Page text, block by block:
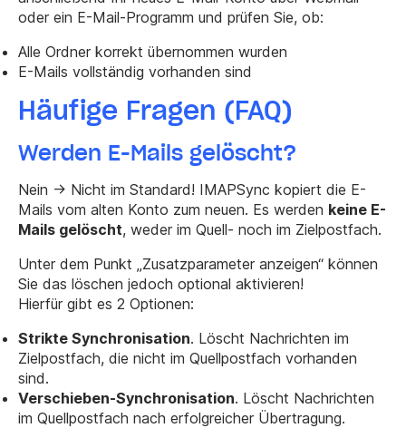
oder ein E-Mail-Programm und prüfen Sie, ob:
Alle Ordner korrekt übernommen wurden
E-Mails vollständig vorhanden sind
Häufige Fragen (FAQ)
Werden E-Mails gelöscht?
Nein -> Nicht im Standard! IMAPSync kopiert die E-
Mails vom alten Konto zum neuen. Es werden keine E-
Mails gelöscht, weder im Quell- noch im Zielpostfach.
Unter dem Punkt „Zusatzparameter anzeigen“ können
Sie das löschen jedoch optional aktivieren!
Hierfür gibt es 2 Optionen:
Strikte Synchronisation. Löscht Nachrichten im
Zielpostfach, die nicht im Quellpostfach vorhanden
sind.
Verschieben-Synchronisation. Löscht Nachrichten
im Quellpostfach nach erfolgreicher Übertragung.